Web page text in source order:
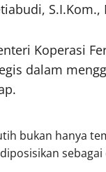
S.I.Kom.,
Koperasi
dalam
bukan hanya